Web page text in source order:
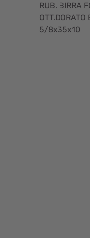
RUB. BIRRA
OTT.DORATO
5/8x35x10